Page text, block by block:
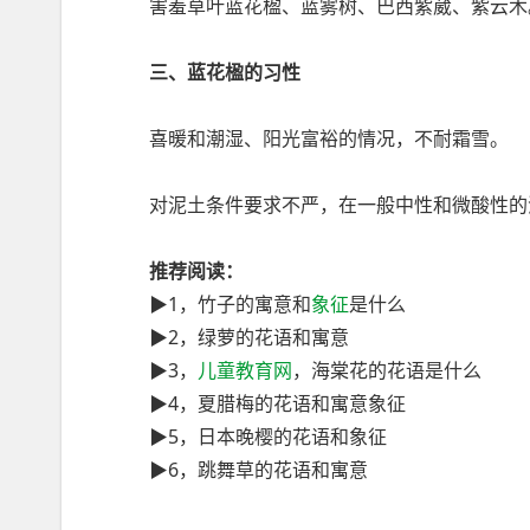
害羞草叶蓝花楹、蓝雾树、巴西紫葳、紫云木
三、蓝花楹的习性
喜暖和潮湿、阳光富裕的情况，不耐霜雪。
对泥土条件要求不严，在一般中性和微酸性的
推荐阅读：
▶1，竹子的寓意和象征是什么
▶2，绿萝的花语和寓意
▶3， 儿童教育网，海棠花的花语是什么
▶4，夏腊梅的花语和寓意象征
▶5，日本晚樱的花语和象征
▶6，跳舞草的花语和寓意